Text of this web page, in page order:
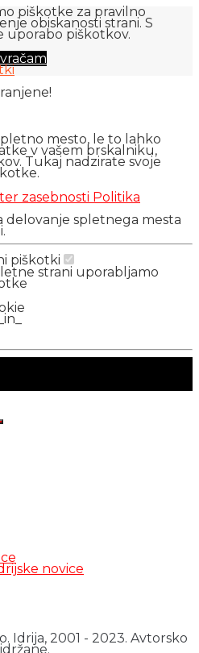
piškotke za pravilno
obiskanosti strani. S
uporabo piškotkov.
mesto, le to lahko
v vašem brskalniku,
Tukaj nadzirate svoje
zasebnosti Politika
delovanje spletnega mesta
piškotki
strani uporabljamo
novice
Idrija, 2001 - 2023. Avtorsko